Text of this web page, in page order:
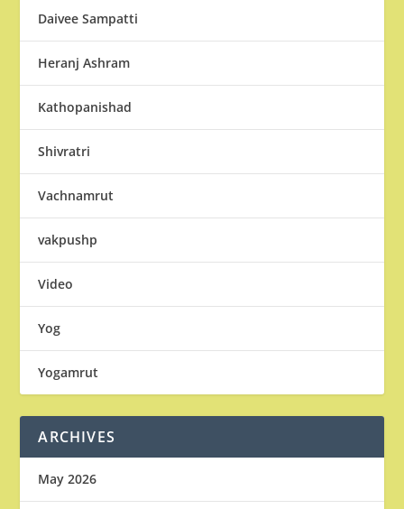
Daivee Sampatti
Heranj Ashram
Kathopanishad
Shivratri
Vachnamrut
vakpushp
Video
Yog
Yogamrut
ARCHIVES
May 2026